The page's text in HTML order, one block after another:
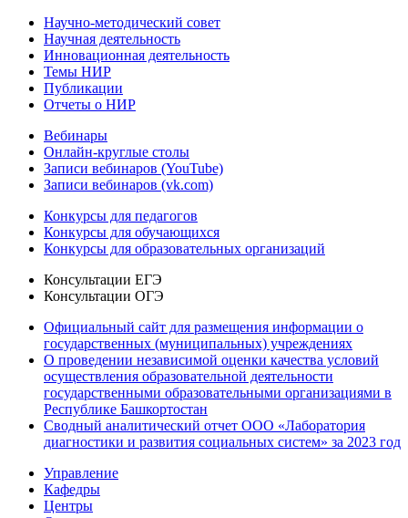
Научно-методический совет
Научная деятельность
Инновационная деятельность
Темы НИР
Публикации
Отчеты о НИР
Вебинары
Онлайн-круглые столы
Записи вебинаров (YouTube)
Записи вебинаров (vk.com)
Конкурсы для педагогов
Конкурсы для обучающихся
Конкурсы для образовательных организаций
Консультации ЕГЭ
Консультации ОГЭ
Официальный сайт для размещения информации о
государственных (муниципальных) учреждениях
О проведении независимой оценки качества условий
осуществления образовательной деятельности
государственными образовательными организациями в
Республике Башкортостан
Сводный аналитический отчет ООО «Лаборатория
диагностики и развития социальных систем» за 2023 год
Управление
Кафедры
Центры